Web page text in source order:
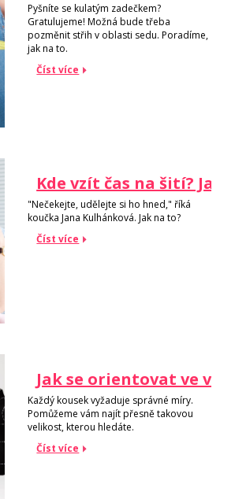
Pyšníte se kulatým zadečkem?
Gratulujeme! Možná bude třeba
pozměnit střih v oblasti sedu. Poradíme,
jak na to.
Číst více
Kde vzít čas na šití?
"Nečekejte, udělejte si ho hned," říká
koučka Jana Kulhánková. Jak na to?
Číst více
Jak se orientovat ve
Každý kousek vyžaduje správné míry.
Pomůžeme vám najít přesně takovou
velikost, kterou hledáte.
Číst více